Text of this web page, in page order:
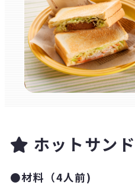
ホットサンド
●材料（4人前)